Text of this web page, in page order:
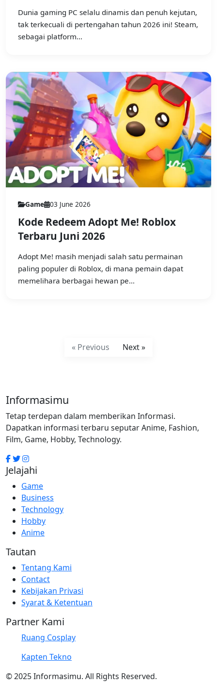
Dunia gaming PC selalu dinamis dan penuh kejutan,
tak terkecuali di pertengahan tahun 2026 ini! Steam,
sebagai platform...
Game 03 June 2026
Kode Redeem Adopt Me! Roblox
Terbaru Juni 2026
Adopt Me! masih menjadi salah satu permainan
paling populer di Roblox, di mana pemain dapat
memelihara berbagai hewan pe...
« Previous Next »
Informasimu
Tetap terdepan dalam memberikan Informasi.
Dapatkan informasi terbaru seputar Anime, Fashion,
Film, Game, Hobby, Technology.
Jelajahi
Game
Business
Technology
Hobby
Anime
Tautan
Tentang Kami
Contact
Kebijakan Privasi
Syarat & Ketentuan
Partner Kami
Ruang Cosplay
Kapten Tekno
© 2025 Informasimu. All Rights Reserved.